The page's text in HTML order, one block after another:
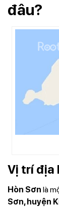
đâu?
Vị trí địa
Hòn Sơn là
Sơn, huyện